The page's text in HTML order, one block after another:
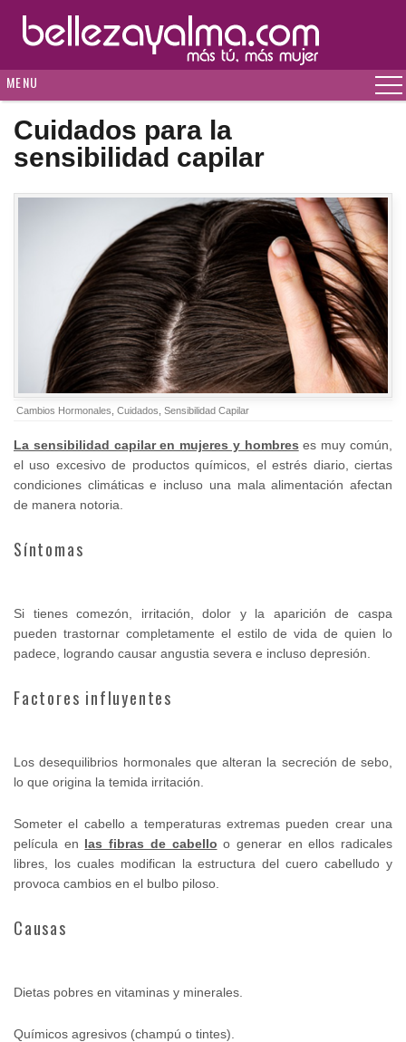
MENU
Cuidados para la
sensibilidad capilar
Cambios Hormonales Cuidados Sensibilidad Capilar
La sensibilidad capilar en mujeres y hombres es muy común,
el uso excesivo de productos químicos, el estrés diario, ciertas
condiciones climáticas e incluso una mala alimentación afectan
de manera notoria.
Síntomas
Si tienes comezón, irritación, dolor y la aparición de caspa
pueden trastornar completamente el estilo de vida de quien lo
padece, logrando causar angustia severa e incluso depresión.
Factores influyentes
Los desequilibrios hormonales que alteran la secreción de sebo,
lo que origina la temida irritación.
Someter el cabello a temperaturas extremas pueden crear una
película en las fibras de cabello o generar en ellos radicales
libres, los cuales modifican la estructura del cuero cabelludo y
provoca cambios en el bulbo piloso.
Causas
Dietas pobres en vitaminas y minerales.
Químicos agresivos (champú o tintes).